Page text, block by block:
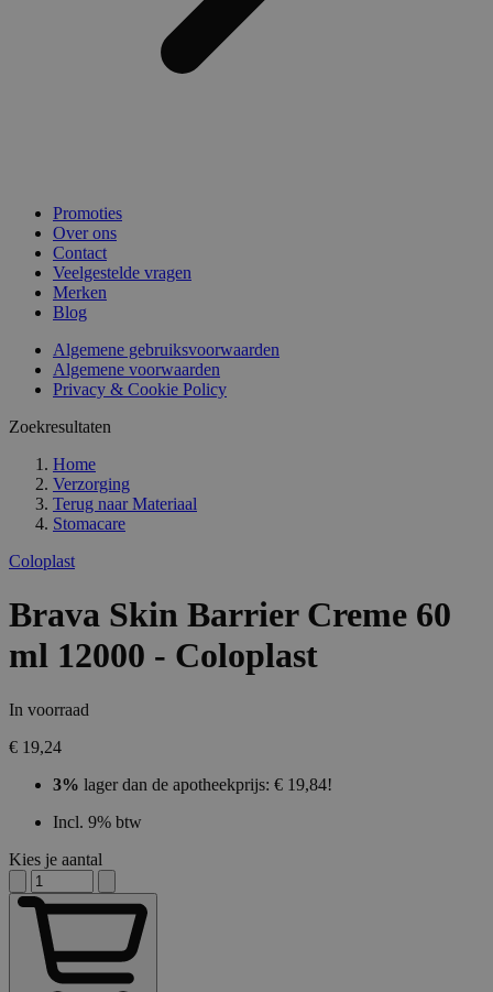
Promoties
Over ons
Contact
Veelgestelde vragen
Merken
Blog
Algemene gebruiksvoorwaarden
Algemene voorwaarden
Privacy & Cookie Policy
Zoekresultaten
Home
Verzorging
Terug naar Materiaal
Stomacare
Coloplast
Brava Skin Barrier Creme 60
ml 12000 - Coloplast
In voorraad
€ 19,24
3% lager dan de apotheekprijs: € 19,84!
Incl. 9% btw
Kies je aantal